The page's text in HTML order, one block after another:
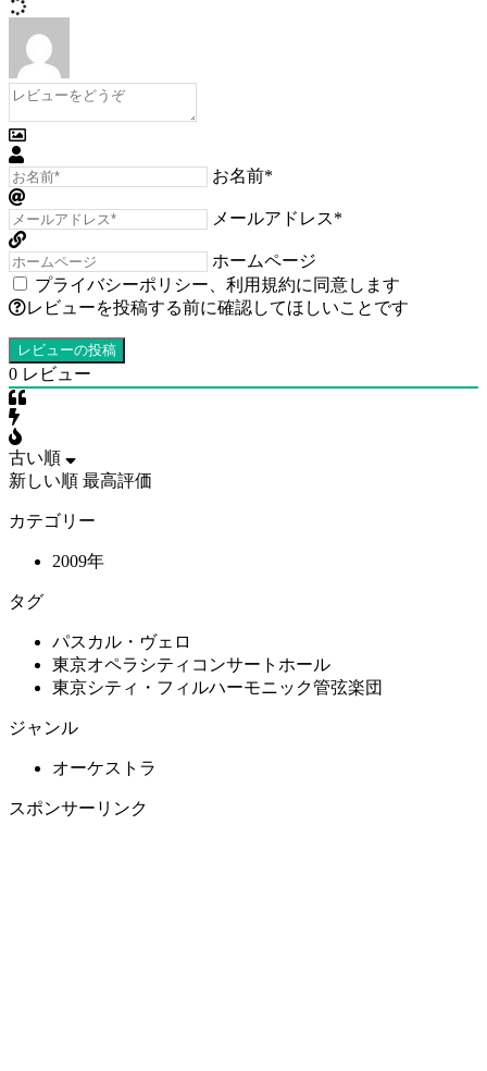
お名前*
メールアドレス*
ホームページ
プライバシーポリシー
利用規約に同意します
レビューを投稿する前に確認してほしいことです
0 レビュー
古い順
新しい順 最高評価
カテゴリー
2009年
タグ
パスカル・ヴェロ
東京オペラシティコンサートホール
東京シティ・フィルハーモニック管弦楽団
ジャンル
オーケストラ
スポンサーリンク